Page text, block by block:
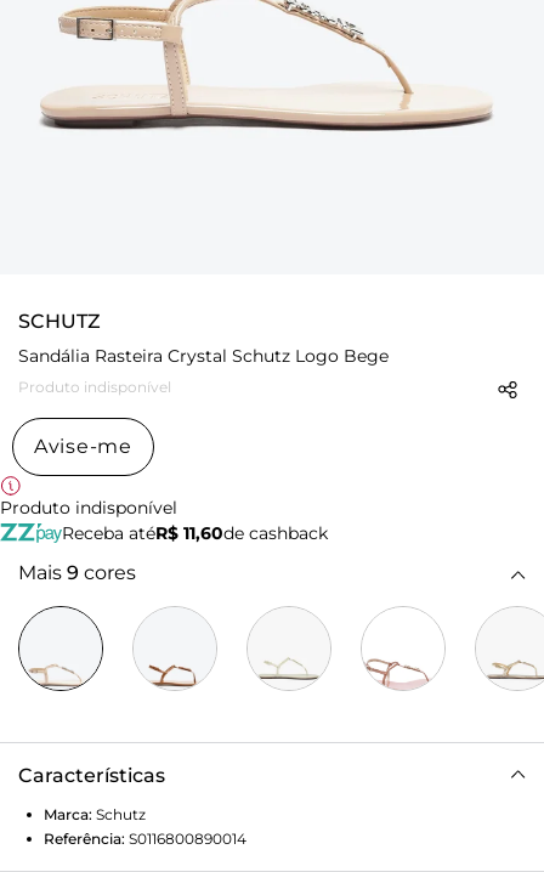
SCHUTZ
Sandália Rasteira Crystal Schutz Logo Bege
Produto indisponível
Avise-me
Produto indisponível
Receba atéR$ 11,60de cashback
Mais 9 cores
Características
Marca: Schutz
Referência: S0116800890014